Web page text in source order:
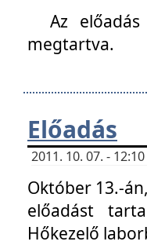
Az
megtartva.
Előadás
2011. 10. 07. -
Október 13.-
előadást
Hőkezelő